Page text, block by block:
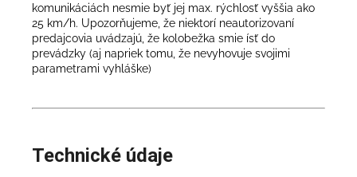
komunikáciách nesmie byť jej max. rýchlosť vyššia ako
25 km/h. Upozorňujeme, že niektorí neautorizovaní
predajcovia uvádzajú, že kolobežka smie ísť do
prevádzky (aj napriek tomu, že nevyhovuje svojimi
parametrami vyhláške)
Technické údaje